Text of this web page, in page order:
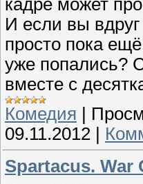
И если вы
просто пока
уже попались?
вместе с
Комедия |
09.11.2012 |
Spartacus. War